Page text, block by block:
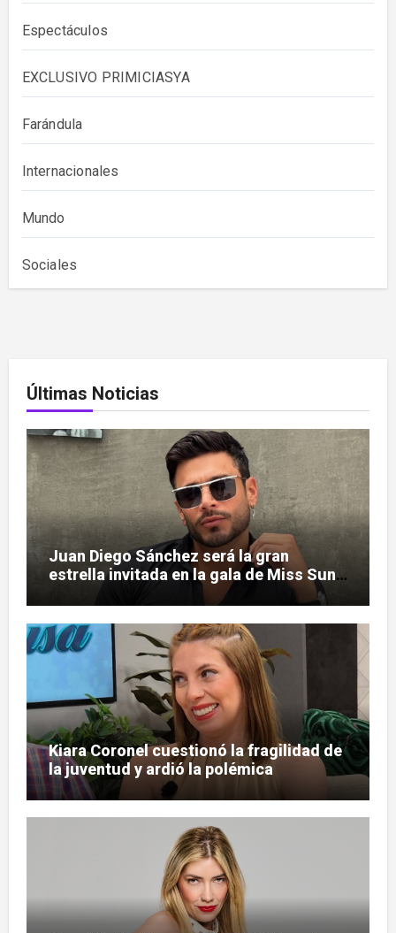
Espectáculos
EXCLUSIVO PRIMICIASYA
Farándula
Internacionales
Mundo
Sociales
Últimas Noticias
Juan Diego Sánchez será la gran
estrella invitada en la gala de Miss Sun
Kiara Coronel cuestionó la fragilidad de
la juventud y ardió la polémica